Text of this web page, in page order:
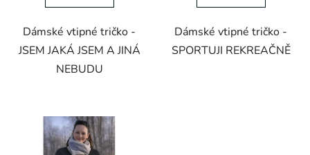
Dámské vtipné tričko -
JSEM JAKÁ JSEM A JINÁ
NEBUDU
Dámské vtipné tričko -
SPORTUJI REKREAČNĚ